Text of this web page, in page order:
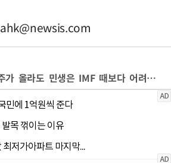
ahk@newsis.com
정점식, 구윤철에 "주가 올라도 민생은 IMF 때보다 어려워…정책 기조 변해야"